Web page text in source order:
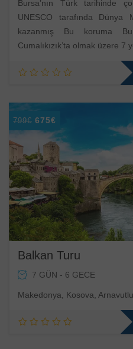
Bursa’nın Türk tarihinde
UNESCO tarafında Dünya
kazanmış Bu koruma
Cumalıkızık’ta olmak üzere 7
799€ Orijinal
fiyat:
799€.
675€
andaki
fiyat:
675€.
Balkan Turu
7 GÜN - 6 GECE
Makedonya, Kosova,